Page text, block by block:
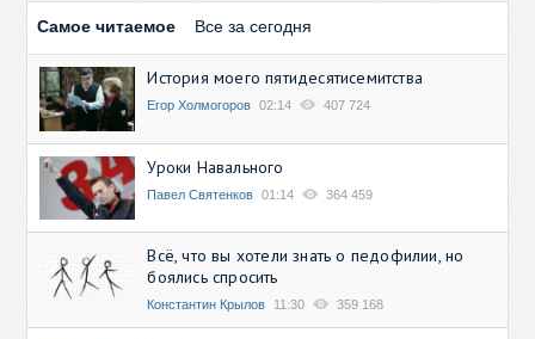
Самое читаемое Все за сегодня
История моего пятидесятисемитства
Егор Холмогоров 02:14 407 724
Уроки Навального
Павел Святенков 01:14 364 459
Всё, что вы хотели знать о педофилии, но
боялись спросить
Константин Крылов 11:30 359 168